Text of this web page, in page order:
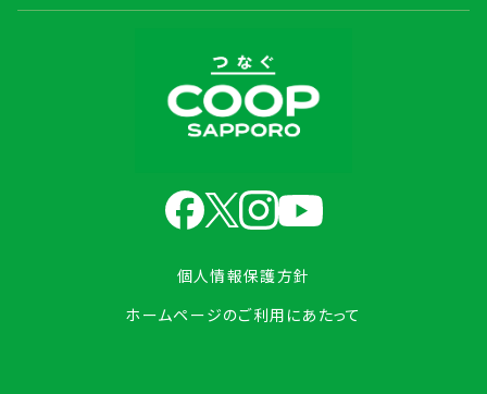
個人情報保護方針
ホームページのご利用にあたって